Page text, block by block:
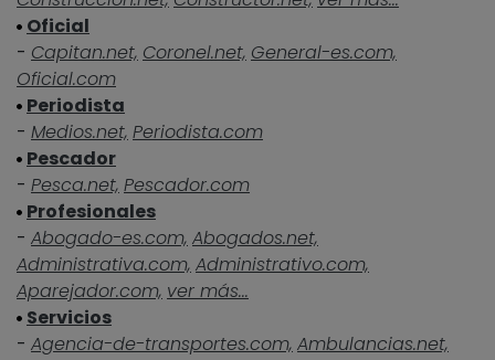
Oficial
- Capitan.net, Coronel.net, General-es.com,
Oficial.com
Periodista
- Medios.net, Periodista.com
Pescador
- Pesca.net, Pescador.com
Profesionales
- Abogado-es.com, Abogados.net,
Administrativa.com, Administrativo.com,
Aparejador.com, ver más...
Servicios
- Agencia-de-transportes.com, Ambulancias.net,